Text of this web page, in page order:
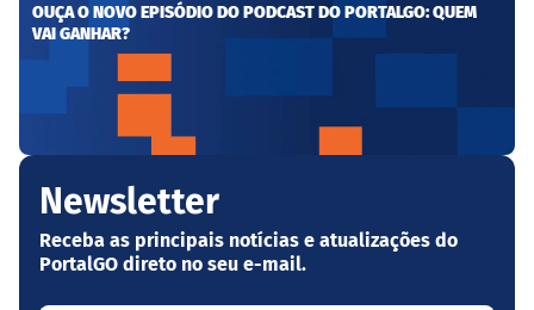
OUÇA O NOVO EPISÓDIO DO PODCAST DO PORTALGO: QUEM
VAI GANHAR?
Newsletter
Receba as principais notícias e atualizações do
PortalGO direto no seu e-mail.